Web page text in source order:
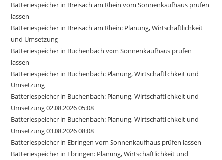
Batteriespeicher in Breisach am Rhein vom Sonnenkaufhaus prüfen
lassen
Batteriespeicher in Breisach am Rhein: Planung, Wirtschaftlichkeit
und Umsetzung
Batteriespeicher in Buchenbach vom Sonnenkaufhaus prüfen
lassen
Batteriespeicher in Buchenbach: Planung, Wirtschaftlichkeit und
Umsetzung
Batteriespeicher in Buchenbach: Planung, Wirtschaftlichkeit und
Umsetzung 02.08.2026 05:08
Batteriespeicher in Buchenbach: Planung, Wirtschaftlichkeit und
Umsetzung 03.08.2026 08:08
Batteriespeicher in Ebringen vom Sonnenkaufhaus prüfen lassen
Batteriespeicher in Ebringen: Planung, Wirtschaftlichkeit und